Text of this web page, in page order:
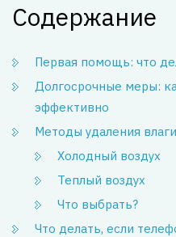
Содержание
Первая помощь: что
Долгосрочные меры:
эффективно
Методы удаления
Холодный воздух
Теплый воздух
Что выбрать?
Что делать, если